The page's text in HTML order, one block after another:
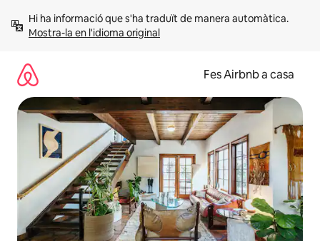
Mostra-la en l'idioma original
Fes Airbnb a casa